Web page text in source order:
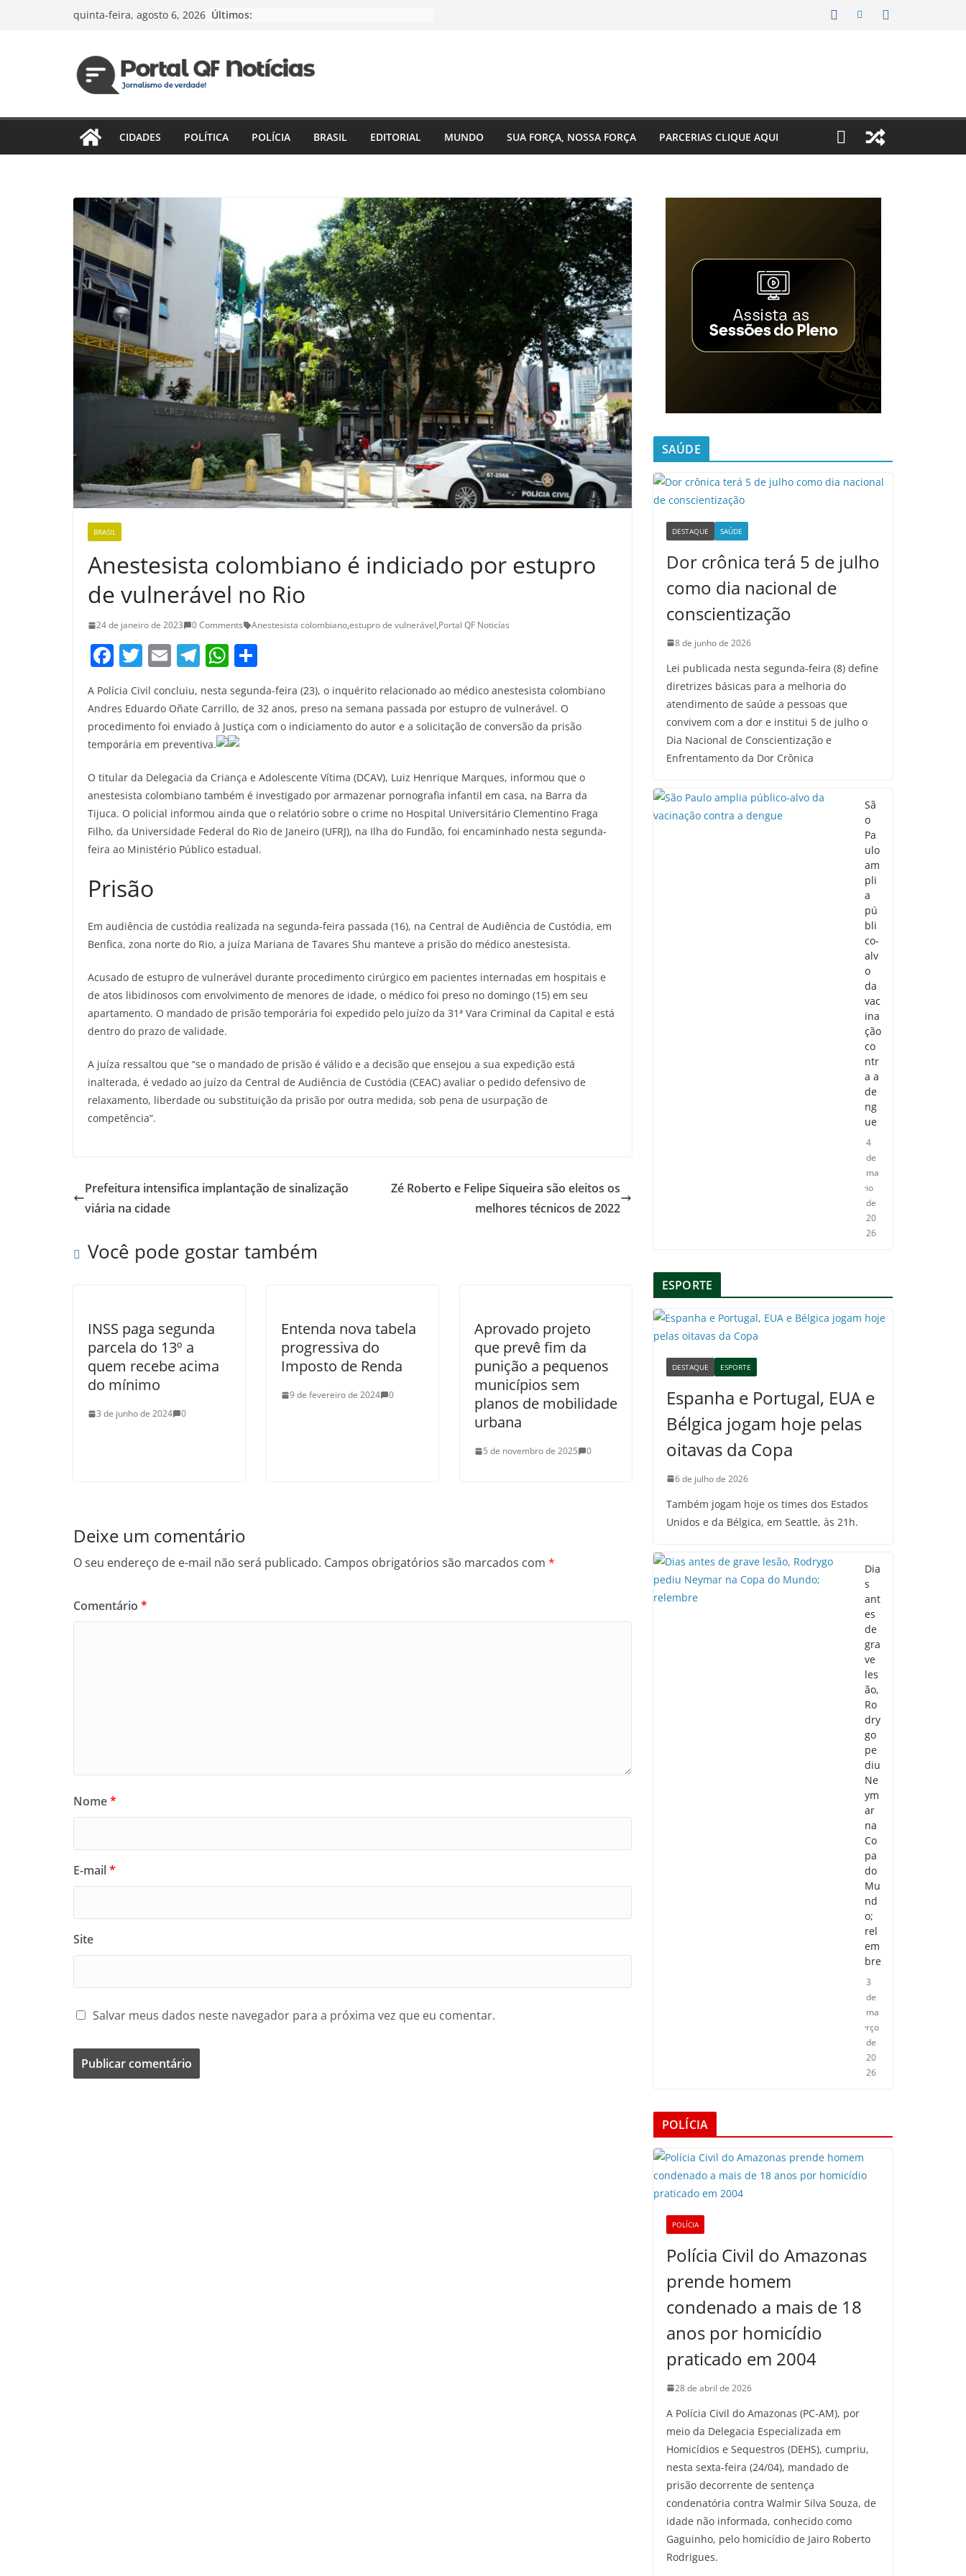
quinta-feira, agosto 6, 2026 Últimos:
CIDADES POLÍTICA POLÍCIA BRASIL EDITORIAL MUNDO SUA FORÇA, NOSSA FORÇA PARCERIAS CLIQUE AQUI
BRASIL
Anestesista colombiano é indiciado por estupro
de vulnerável no Rio
24 de janeiro de 2023 0 Comments Anestesista colombiano,estupro de vulnerável,Portal QF Noticías
F
a
c
e
b
o
o
k
T
w
itt
er
E
m
ai
l
T
e
gr
a
m
W
at
s
A
p
p
h
ar
e
A Polícia Civil concluiu, nesta segunda-feira (23), o inquérito relacionado ao médico anestesista colombiano
Andres Eduardo Oñate Carrillo, de 32 anos, preso na semana passada por estupro de vulnerável. O
procedimento foi enviado à Justiça com o indiciamento do autor e a solicitação de conversão da prisão
temporária em preventiva.
O titular da Delegacia da Criança e Adolescente Vítima (DCAV), Luiz Henrique Marques, informou que o
anestesista colombiano também é investigado por armazenar pornografia infantil em casa, na Barra da
Tijuca. O policial informou ainda que o relatório sobre o crime no Hospital Universitário Clementino Fraga
Filho, da Universidade Federal do Rio de Janeiro (UFRJ), na Ilha do Fundão, foi encaminhado nesta segunda-
feira ao Ministério Público estadual.
Prisão
Em audiência de custódia realizada na segunda-feira passada (16), na Central de Audiência de Custódia, em
Benfica, zona norte do Rio, a juíza Mariana de Tavares Shu manteve a prisão do médico anestesista.
Acusado de estupro de vulnerável durante procedimento cirúrgico em pacientes internadas em hospitais e
de atos libidinosos com envolvimento de menores de idade, o médico foi preso no domingo (15) em seu
apartamento. O mandado de prisão temporária foi expedido pelo juízo da 31ª Vara Criminal da Capital e está
dentro do prazo de validade.
A juíza ressaltou que “se o mandado de prisão é válido e a decisão que ensejou a sua expedição está
inalterada, é vedado ao juízo da Central de Audiência de Custódia (CEAC) avaliar o pedido defensivo de
relaxamento, liberdade ou substituição da prisão por outra medida, sob pena de usurpação de
competência”.
Prefeitura intensifica implantação de sinalização
viária na cidade
Zé Roberto e Felipe Siqueira são eleitos os
melhores técnicos de 2022
Você pode gostar também
INSS paga segunda
parcela do 13º a
quem recebe acima
do mínimo
3 de junho de 2024 0
Entenda nova tabela
progressiva do
Imposto de Renda
9 de fevereiro de 2024 0
Aprovado projeto
que prevê fim da
punição a pequenos
municípios sem
planos de mobilidade
urbana
5 de novembro de 2025 0
Deixe um comentário
O seu endereço de e-mail não será publicado. Campos obrigatórios são marcados com *
Comentário *
Nome*
E-mail*
Site
Salvar meus dados neste navegador para a próxima vez que eu comentar.
SAÚDE
DESTAQUE SAÚDE
Dor crônica terá 5 de julho
como dia nacional de
conscientização
8 de junho de 2026
Lei publicada nesta segunda-feira (8) define
diretrizes básicas para a melhoria do
atendimento de saúde a pessoas que
convivem com a dor e institui 5 de julho o
Dia Nacional de Conscientização e
Enfrentamento da Dor Crônica
Sã
o
Pa
ulo
am
pli
a
pú
bli
co-
alv
o
da
vac
ina
ção
co
ntr
a a
de
ng
ue
4
de
ma
io
de
20
26
ESPORTE
DESTAQUE ESPORTE
Espanha e Portugal, EUA e
Bélgica jogam hoje pelas
oitavas da Copa
6 de julho de 2026
Também jogam hoje os times dos Estados
Unidos e da Bélgica, em Seattle, às 21h.
Dia
s
ant
es
de
gra
ve
les
ão,
Ro
dry
go
pe
diu
Ne
ym
ar
na
Co
pa
do
Mu
nd
o;
rel
em
bre
3
de
ma
rço
de
20
26
POLÍCIA
POLÍCIA
Polícia Civil do Amazonas
prende homem
condenado a mais de 18
anos por homicídio
praticado em 2004
28 de abril de 2026
A Polícia Civil do Amazonas (PC-AM), por
meio da Delegacia Especializada em
Homicídios e Sequestros (DEHS), cumpriu,
nesta sexta-feira (24/04), mandado de
prisão decorrente de sentença
condenatória contra Walmir Silva Souza, de
idade não informada, conhecido como
Gaguinho, pelo homicídio de Jairo Roberto
Rodrigues.